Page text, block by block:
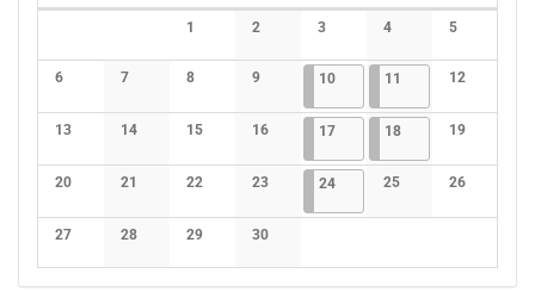
1
Keine Veranstaltungen
2
Keine Veranstaltungen
3
Keine Veranstaltungen
4
Keine Veranstaltungen
5
Keine
6
Keine Veranstaltungen
7
Keine Veranstaltungen
8
Keine Veranstaltungen
9
Keine Veranstaltungen
1010.04.2026
4 Veranstaltungen
11 11.04.2026
3 Veranstaltungen
12
Keine
13
Keine Veranstaltungen
14
Keine Veranstaltungen
15
Keine Veranstaltungen
16
Keine Veranstaltungen
1717.04.2026
4 Veranstaltungen
1818.04.2026
3 Veranstaltungen
19
Keine
20
Keine Veranstaltungen
21
Keine Veranstaltungen
22
Keine Veranstaltungen
23
Keine Veranstaltungen
2424.04.2026
4 Veranstaltungen
25
Keine Veranstaltungen
26
Keine
27
Keine Veranstaltungen
28
Keine Veranstaltungen
29
Keine Veranstaltungen
30
Keine Veranstaltungen